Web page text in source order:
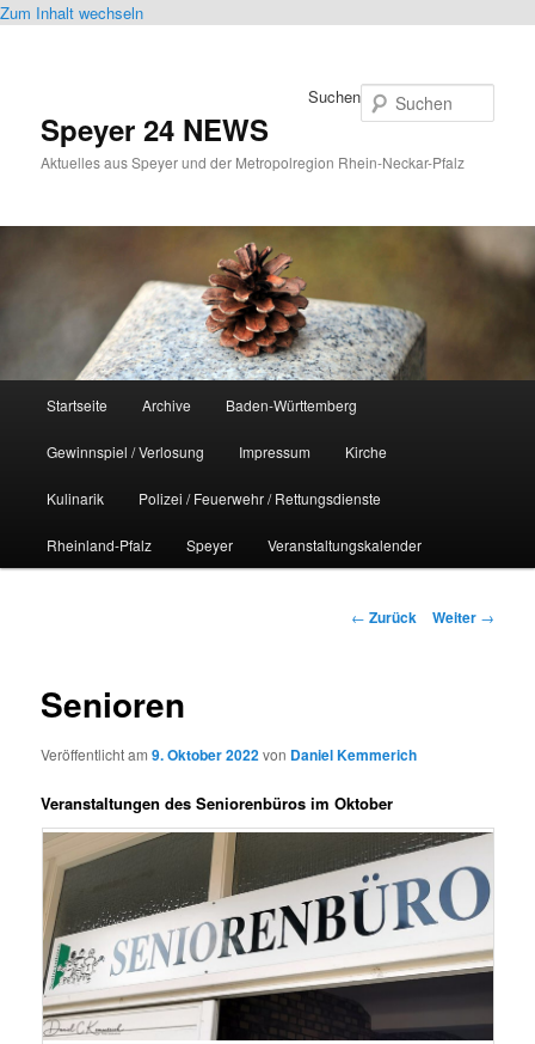
Zum Inhalt wechseln
Speyer 24 NEWS
Aktuelles aus Speyer und der Metropolregion Rhein-Neckar-Pfalz
Suchen
Startseite Archive Baden-Württemberg
Gewinnspiel / Verlosung Impressum Kirche
Kulinarik Polizei / Feuerwehr / Rettungsdienste
Rheinland-Pfalz Speyer Veranstaltungskalender
Beitrags-
← Zurück Weiter →
Senioren
Veröffentlicht am9. Oktober 2022von Daniel Kemmerich
Veranstaltungen des Seniorenbüros im Oktober